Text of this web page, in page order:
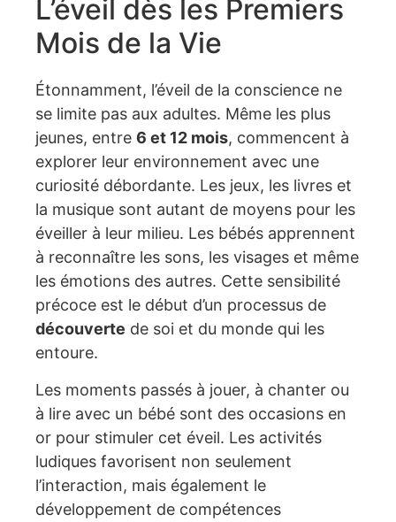
L’éveil dès les Premiers
Mois de la Vie
Étonnamment, l’éveil de la conscience ne
se limite pas aux adultes. Même les plus
jeunes, entre 6 et 12 mois, commencent à
explorer leur environnement avec une
curiosité débordante. Les jeux, les livres et
la musique sont autant de moyens pour les
éveiller à leur milieu. Les bébés apprennent
à reconnaître les sons, les visages et même
les émotions des autres. Cette sensibilité
précoce est le début d’un processus de
découverte de soi et du monde qui les
entoure.
Les moments passés à jouer, à chanter ou
à lire avec un bébé sont des occasions en
or pour stimuler cet éveil. Les activités
ludiques favorisent non seulement
l’interaction, mais également le
développement de compétences